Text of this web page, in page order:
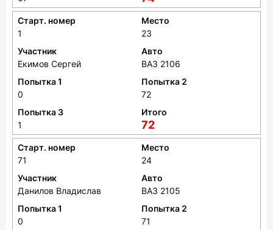
Старт. номер
1
Место
23
Участник
Екимов Сергей
Авто
ВАЗ 2106
Попытка 1
0
Попытка 2
72
Попытка 3
1
Итого
72
Старт. номер
71
Место
24
Участник
Данилов Владислав
Авто
ВАЗ 2105
Попытка 1
0
Попытка 2
71